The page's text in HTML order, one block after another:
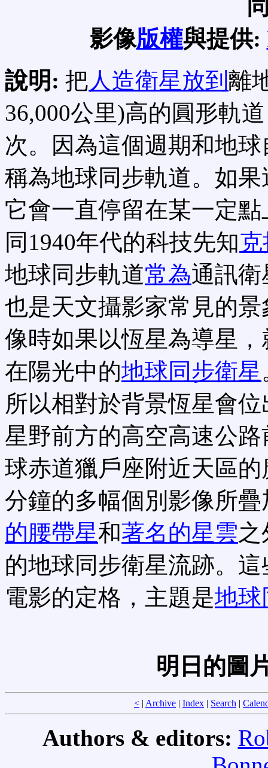
影像版權與提供:
說明: 把人造衛星放到 離
36,000公里)高的圓形軌
次。因為這個週期和地
稱為地球同步軌道。如
它會一直停留在某一定點
同1940年代的科技先知
地球同步軌道常為通訊
也是天文攝影家常見的
像時如果以恆星為導星
在陽光中的地球同步衛星
所以相對於背景恆星會
星野前方的高空高速公
球赤道獵戶座附近天區
分鐘的多幅個別影像所
的腰帶星和著名的星雲
的地球同步衛星流跡。
電影的定格，主題是地球
明日的圖
< | Archive | Index | Search |
Authors & editors: